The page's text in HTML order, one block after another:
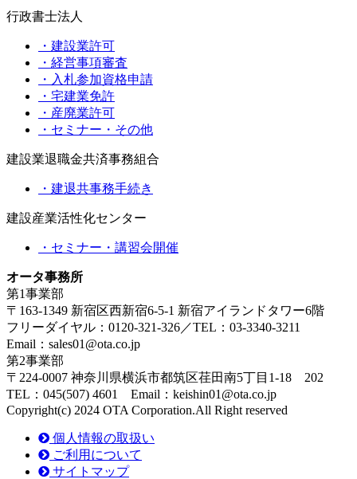
行政書士法人
・建設業許可
・経営事項審査
・入札参加資格申請
・宅建業免許
・産廃業許可
・セミナー・その他
建設業退職金共済事務組合
・建退共事務手続き
建設産業活性化センター
・セミナー・講習会開催
オータ事務所
第1事業部
〒163-1349 新宿区西新宿6-5-1 新宿アイランドタワー6階
フリーダイヤル：0120-321-326／TEL：03-3340-3211
Email：sales01@ota.co.jp
第2事業部
〒224-0007 神奈川県横浜市都筑区荏田南5丁目1-18 202
TEL：045(507) 4601 Email：keishin01@ota.co.jp
Copyright(c) 2024 OTA Corporation.All Right reserved
個人情報の取扱い
ご利用について
サイトマップ